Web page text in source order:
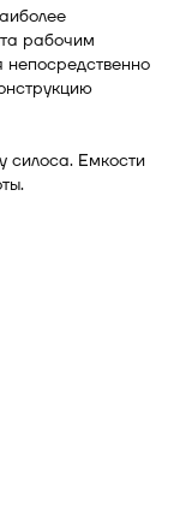
рабочим
силоса. Емкости